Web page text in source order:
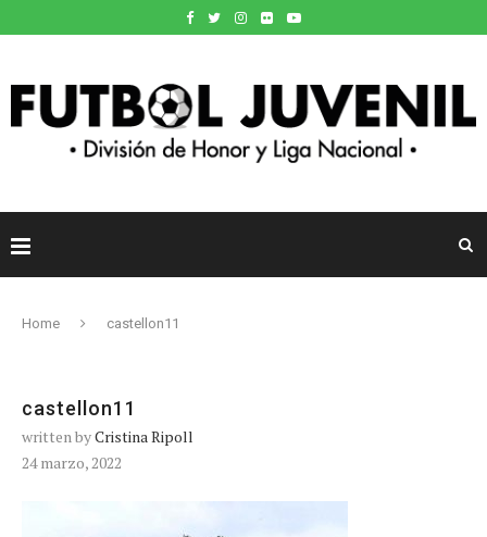
Home castellon11
castellon11
written byCristina Ripoll
24 marzo, 2022